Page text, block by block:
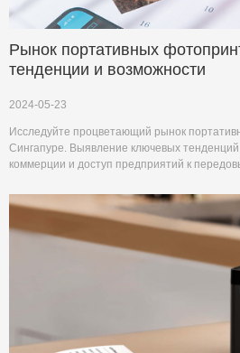
Рынок портативных
тенденции и возможности
2024-05-23
Исследуйте процветающий рынок
Сингапуре. Выявление ключевых
коммерции и доступ предприятий к